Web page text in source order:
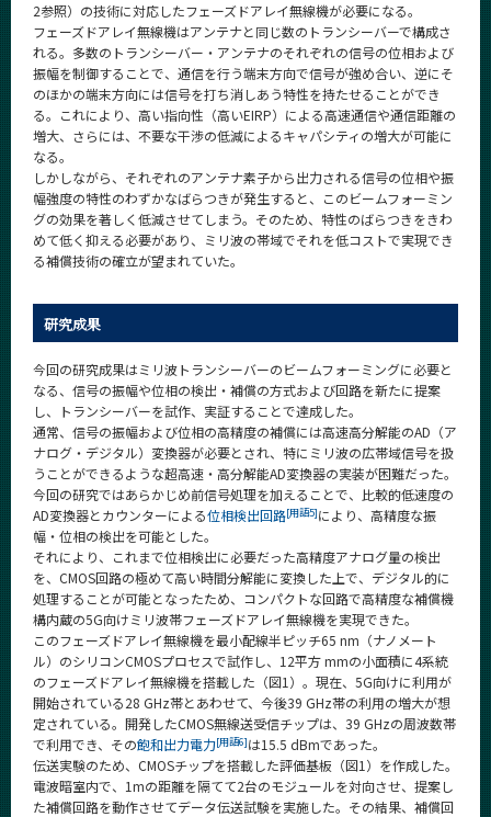
2参照）の技術に対応したフェーズドアレイ無線機が必要になる。
フェーズドアレイ無線機はアンテナと同じ数のトランシーバーで構成さ
れる。多数のトランシーバー・アンテナのそれぞれの信号の位相および
振幅を制御することで、通信を行う端末方向で信号が強め合い、逆にそ
のほかの端末方向には信号を打ち消しあう特性を持たせることができ
る。これにより、高い指向性（高いEIRP）による高速通信や通信距離の
増大、さらには、不要な干渉の低減によるキャパシティの増大が可能に
なる。
しかしながら、それぞれのアンテナ素子から出力される信号の位相や振
幅強度の特性のわずかなばらつきが発生すると、このビームフォーミン
グの効果を著しく低減させてしまう。そのため、特性のばらつきをきわ
めて低く抑える必要があり、ミリ波の帯域でそれを低コストで実現でき
る補償技術の確立が望まれていた。
研究成果
今回の研究成果はミリ波トランシーバーのビームフォーミングに必要と
なる、信号の振幅や位相の検出・補償の方式および回路を新たに提案
し、トランシーバーを試作、実証することで達成した。
通常、信号の振幅および位相の高精度の補償には高速高分解能のAD（ア
ナログ・デジタル）変換器が必要とされ、特にミリ波の広帯域信号を扱
うことができるような超高速・高分解能AD変換器の実装が困難だった。
今回の研究ではあらかじめ前信号処理を加えることで、比較的低速度の
AD変換器とカウンターによる位相検出回路[用語5]により、高精度な振
幅・位相の検出を可能とした。
それにより、これまで位相検出に必要だった高精度アナログ量の検出
を、CMOS回路の極めて高い時間分解能に変換した上で、デジタル的に
処理することが可能となったため、コンパクトな回路で高精度な補償機
構内蔵の5G向けミリ波帯フェーズドアレイ無線機を実現できた。
このフェーズドアレイ無線機を最小配線半ピッチ65 nm（ナノメート
ル）のシリコンCMOSプロセスで試作し、12平方 mmの小面積に4系統
のフェーズドアレイ無線機を搭載した（図1）。現在、5G向けに利用が
開始されている28 GHz帯とあわせて、今後39 GHz帯の利用の増大が想
定されている。開発したCMOS無線送受信チップは、39 GHzの周波数帯
で利用でき、その飽和出力電力[用語6]は15.5 dBmであった。
伝送実験のため、CMOSチップを搭載した評価基板（図1）を作成した。
電波暗室内で、1mの距離を隔てて2台のモジュールを対向させ、提案し
た補償回路を動作させてデータ伝送試験を実施した。その結果、補償回